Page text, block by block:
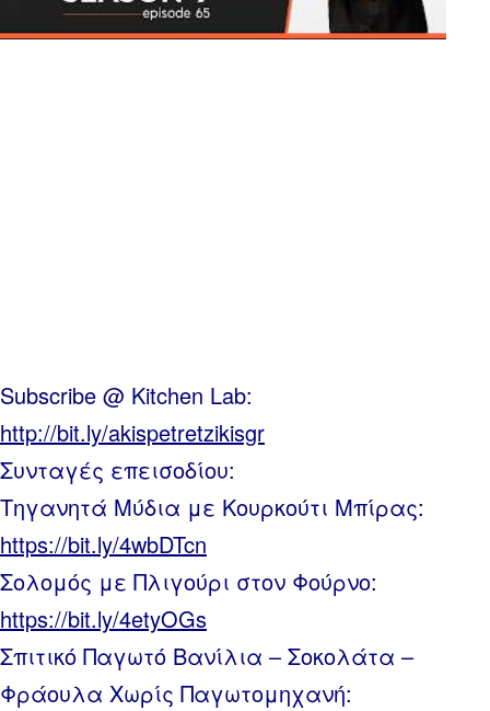
Subscribe @ Kitchen Lab:
http://bit.ly/akispetretzikisgr
Συνταγές επεισοδίου:
Τηγανητά Μύδια με Κουρκούτι Μπίρας:
https://bit.ly/4wbDTcn
Σολομός με Πλιγούρι στον Φούρνο:
https://bit.ly/4etyOGs
Σπιτικό Παγωτό Βανίλια – Σοκολάτα –
Φράουλα Χωρίς Παγωτομηχανή: